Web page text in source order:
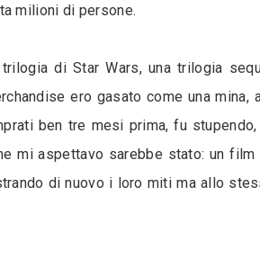
milioni di persone.
di Star Wars, una trilogia
ero gasato come una
ben tre mesi prima, fu stupendo,
mi aspettavo sarebbe stato: un
di nuovo i loro miti ma allo